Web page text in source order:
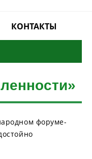
КОНТАКТЫ
форуме-